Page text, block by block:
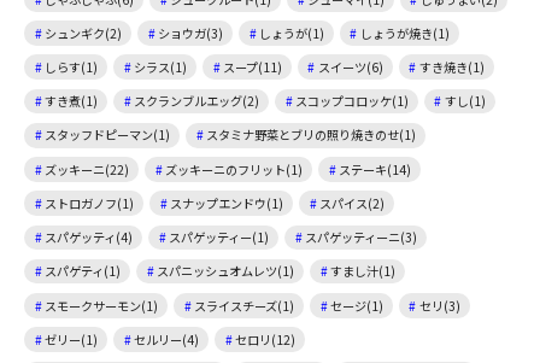
シュンギク(2)
ショウガ(3) しょうが(1)
しょうが焼き(1)
しらす(1)
シラス(1) スープ(11) スイーツ(6)
すき焼き(1)
すき煮(1)
スクランブルエッグ(2) スコップコロッケ(1)
すし(1)
スタッフドピーマン(1)
スタミナ野菜とブリの照り焼きのせ(1)
ズッキーニ(22)
ズッキーニのフリット(1)
ステーキ(14)
ストロガノフ(1)
スナップエンドウ(1)
スパイス(2)
スパゲッティ(4)
スパゲッティー(1)
スパゲッティーニ(3)
スパゲティ(1)
スパニッシュオムレツ(1)
すまし汁(1)
スモークサーモン(1)
スライスチーズ(1) セージ(1)
セリ(3)
ゼリー(1)
セルリー(4)
セロリ(12)